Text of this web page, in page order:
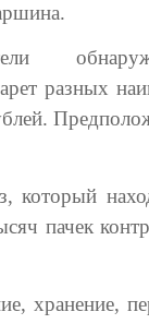
разных
который
пачек
хранение,